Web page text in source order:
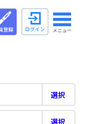
メニュー
選択
選択